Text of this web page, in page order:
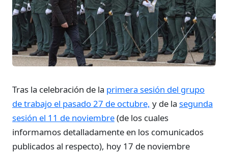
Tras la celebración de la primera sesión del grupo
de trabajo el pasado 27 de octubre, y de la segunda
sesión el 11 de noviembre(de los cuales
informamos detalladamente en los comunicados
publicados al respecto), hoy 17 de noviembre